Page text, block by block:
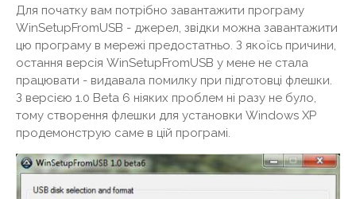
Для початку вам потрібно завантажити програму
WinSetupFromUSB - джерел, звідки можна завантажити
цю програму в мережі предостатньо. З якоїсь причини,
остання версія WinSetupFromUSB у мене не стала
працювати - видавала помилку при підготовці флешки.
З версією 1.0 Beta 6 ніяких проблем ні разу не було,
тому створення флешки для установки Windows XP
продемонструю саме в цій програмі.